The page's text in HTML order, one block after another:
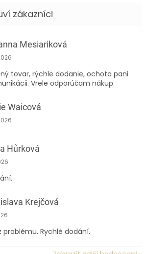
Mesiariková
obchodu je 5 z 5 hvězdiček.
tovar, rýchle dodanie, ochota pani
Vrele odporúčam nákup.
Waicová
obchodu je 5 z 5 hvězdiček.
Hůrková
obchodu je 5 z 5 hvězdiček.
Krejčová
obchodu je 5 z 5 hvězdiček.
problému. Rychlé dodání.